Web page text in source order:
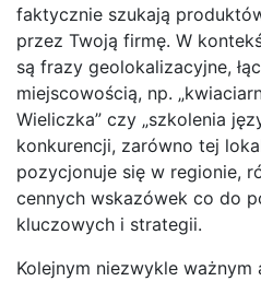
faktycznie szukają
przez Twoją firmę. W
są frazy geolokalizacyjne,
miejscowością, np.
Wieliczka” czy „szkolenia
konkurencji, zarówno tej
pozycjonuje się w regionie,
cennych wskazówek co do
kluczowych i strategii.
Kolejnym niezwykle ważnym